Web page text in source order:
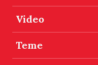
Video
Teme